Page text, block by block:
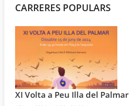
CARRERES POPULARS
XI Volta a Peu Illa del Palmar